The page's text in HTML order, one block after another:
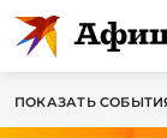
ПОКАЗАТЬ